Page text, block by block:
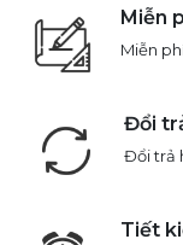
Miễn
Miễn
Đổi
Đổi trả
Tiết